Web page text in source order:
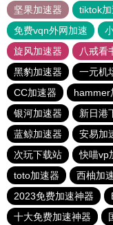
坚果加速器
tiktok
免费vqn外网加速
旋风加速器
八戒看
黑豹加速器
一元机
CC加速器
hammer
银河加速器
新日港
蓝鲸加速器
安易加
次玩下载站
快喵vp
toto加速器
西柚加
2023免费加速神器
十大免费加速神器